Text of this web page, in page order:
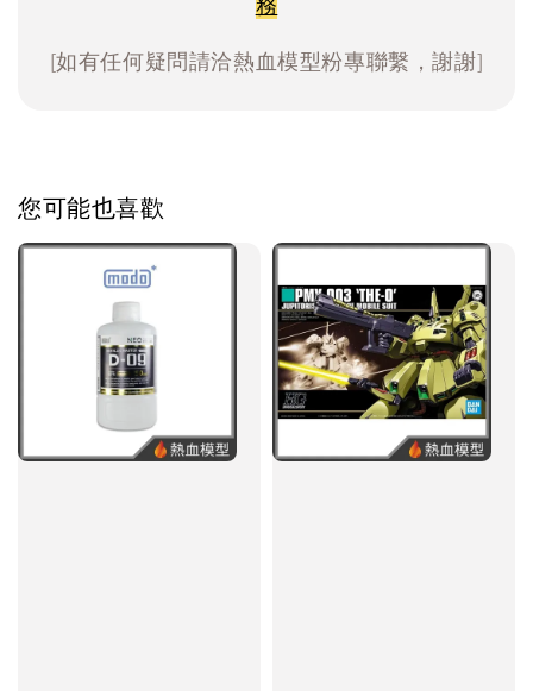
[如有任何疑問請洽熱血模型粉專聯繫，謝謝]
您可能也喜歡